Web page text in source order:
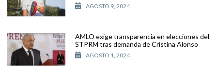
AGOSTO 9, 2024
AMLO exige transparencia en elecciones del
STPRM tras demanda de Cristina Alonso
AGOSTO 1, 2024